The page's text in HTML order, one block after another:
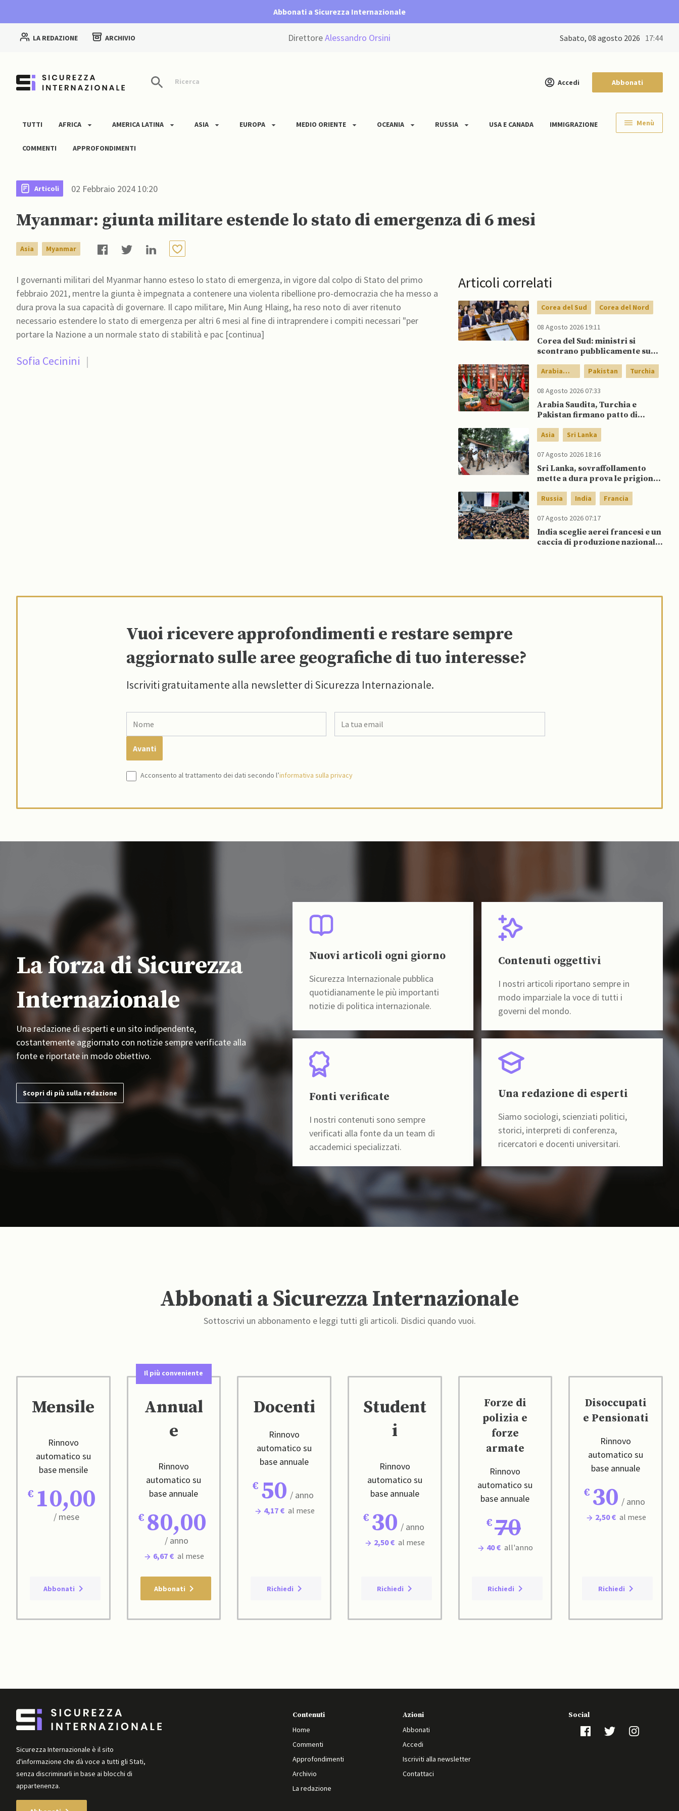
Abbonati a Sicurezza Internazionale
LA REDAZIONE ARCHIVIO DirettoreAlessandro Orsini sabato, 08 agosto 2026 17:44
Ricerca Accedi Abbonati
TUTTI AFRICA AMERICA LATINA ASIA EUROPA MEDIO ORIENTE OCEANIA RUSSIA USA E CANADA IMMIGRAZIONE
COMMENTI APPROFONDIMENTI
Menù
Articoli 02 Febbraio 2024 10:20
Myanmar: giunta militare estende lo stato di emergenza di 6 mesi
Asia Myanmar
I governanti militari del Myanmar hanno esteso lo stato di emergenza, in vigore dal colpo di Stato del primo
febbraio 2021, mentre la giunta è impegnata a contenere una violenta ribellione pro-democrazia che ha messo a
dura prova la sua capacità di governare. Il capo militare, Min Aung Hlaing, ha reso noto di aver ritenuto
necessario estendere lo stato di emergenza per altri 6 mesi al fine di intraprendere i compiti necessari "per
portare la Nazione a un normale stato di stabilità e pac [continua]
Sofia Cecinini |
Articoli correlati
Corea del Sud Corea del Nord
08 Agosto 2026 19:11
Corea del Sud: ministri si
scontrano pubblicamente su
spinge per dialogo
Arabia
Saudita
Pakistan Turchia
08 Agosto 2026 07:33
Arabia Saudita, Turchia e
Pakistan firmano patto di
Asia Sri Lanka
07 Agosto 2026 18:16
Sri Lanka, sovraffollamento
mette a dura prova le prigioni
morti e 23 feriti
Russia India Francia
07 Agosto 2026 07:17
India sceglie aerei francesi e un
caccia di produzione nazionale,
Vuoi ricevere approfondimenti e restare sempre
aggiornato sulle aree geografiche di tuo interesse?
Iscriviti gratuitamente alla newsletter di Sicurezza Internazionale.
Acconsento al trattamento dei dati secondo l’informativa sulla privacy
La forza di Sicurezza
Internazionale
Una redazione di esperti e un sito indipendente,
costantemente aggiornato con notizie sempre verificate alla
fonte e riportate in modo obiettivo.
Scopri di più sulla redazione
Nuovi articoli ogni giorno
Sicurezza Internazionale pubblica
quotidianamente le più importanti
notizie di politica internazionale.
Contenuti oggettivi
I nostri articoli riportano sempre in
modo imparziale la voce di tutti i
governi del mondo.
Fonti verificate
I nostri contenuti sono sempre
verificati alla fonte da un team di
accademici specializzati.
Una redazione di esperti
Siamo sociologi, scienziati politici,
storici, interpreti di conferenza,
ricercatori e docenti universitari.
Abbonati a Sicurezza Internazionale
Sottoscrivi un abbonamento e leggi tutti gli articoli. Disdici quando vuoi.
Mensile
Rinnovo
automatico su
base mensile
10,00
/ mese
Abbonati
Il più conveniente
Annual
e
Rinnovo
automatico su
base annuale
80,00
/ anno
6,67 € al mese
Abbonati
Docenti
Rinnovo
automatico su
base annuale
50 / anno
4,17 € al mese
Richiedi
Student
i
Rinnovo
automatico su
base annuale
30 / anno
2,50 € al mese
Richiedi
Forze di
polizia e
forze
armate
Rinnovo
automatico su
base annuale
70
40 € all'anno
Richiedi
Disoccupati
e Pensionati
Rinnovo
automatico su
base annuale
30 / anno
2,50 € al mese
Richiedi
Sicurezza Internazionale è il sito
d'informazione che dà voce a tutti gli Stati,
senza discriminarli in base ai blocchi di
appartenenza.
Contenuti
Home
Commenti
Approfondimenti
Archivio
La redazione
Azioni
Abbonati
Accedi
Iscriviti alla newsletter
Contattaci
Social